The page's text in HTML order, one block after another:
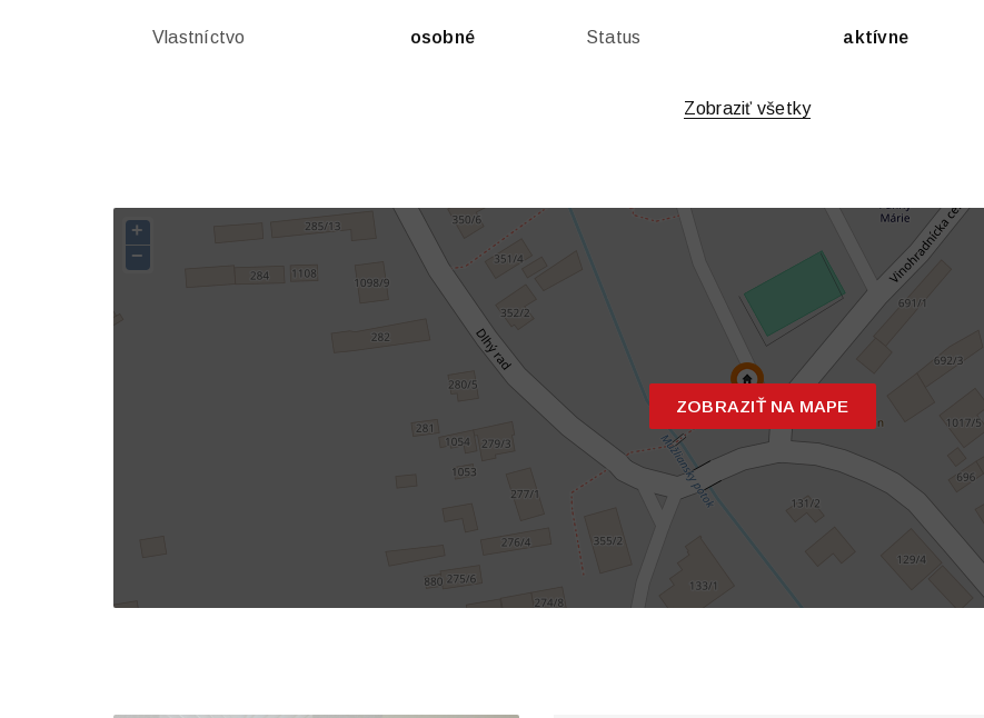
Vlastníctvo osobné Status aktívne
Zobraziť všetky
ZOBRAZIŤ NA MAPE
+
−